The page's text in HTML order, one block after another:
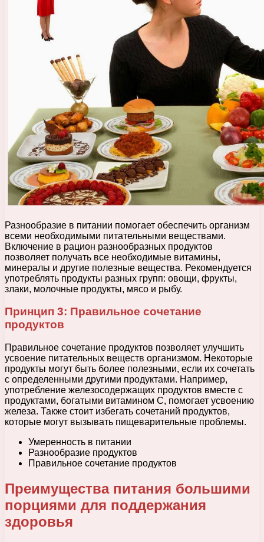
Разнообразие в питании помогает обеспечить организм
всеми необходимыми питательными веществами.
Включение в рацион разнообразных продуктов
позволяет получать все необходимые витамины,
минералы и другие полезные вещества. Рекомендуется
употреблять продукты разных групп: овощи, фрукты,
злаки, молочные продукты, мясо и рыбу.
Принцип 3: Правильное сочетание
продуктов
Правильное сочетание продуктов позволяет улучшить
усвоение питательных веществ организмом. Некоторые
продукты могут быть более полезными, если их сочетать
с определенными другими продуктами. Например,
употребление железосодержащих продуктов вместе с
продуктами, богатыми витамином C, помогает усвоению
железа. Также стоит избегать сочетаний продуктов,
которые могут вызывать пищеварительные проблемы.
Умеренность в питании
Разнообразие продуктов
Правильное сочетание продуктов
Преимущества питания большими
порциями для поддержания
здоровья